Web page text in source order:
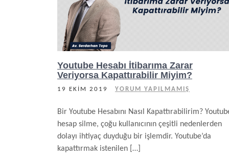
Youtube Hesabı İtibarıma Zarar
Veriyorsa Kapattırabilir Miyim?
19 EKIM 2019 YORUM YAPILMAMIŞ
Bir Youtube Hesabını Nasıl Kapattırabilirim?
hesap silme, çoğu kullanıcının çeşitli nedenlerden
dolayı ihtiyaç duyduğu bir işlemdir. Youtube’da
kapattırmak istenilen […]